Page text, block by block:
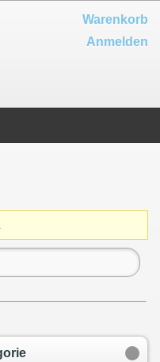
Warenkorb
Anmelden